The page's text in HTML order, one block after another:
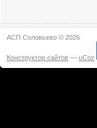
АСП Соловьево © 2026
Конструктор сайтов — uCoz